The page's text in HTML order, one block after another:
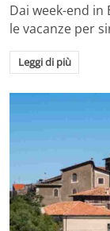
Dai week-end
le vacanze per
Leggi di più